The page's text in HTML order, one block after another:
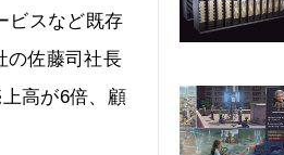
ビスなど既存
の佐藤司社長
高が6倍、顧